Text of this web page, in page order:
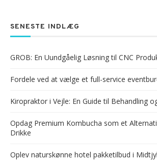
SENESTE INDLÆG
GROB: En Uundgåelig Løsning til CNC
Fordele ved at vælge et full-service
Kiropraktor i Vejle: En Guide til Behandling
Opdag Premium Kombucha som et
Drikke
Oplev naturskønne hotel pakketilbud i